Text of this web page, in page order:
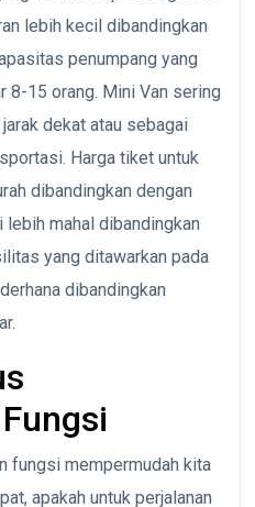
lebih kecil dibandingkan
penumpang yang
8-15 orang. Mini Van sering
dekat atau sebagai
Harga tiket untuk
dibandingkan dengan
lebih mahal dibandingkan
yang ditawarkan pada
dibandingkan
fungsi mempermudah kita
apakah untuk perjalanan